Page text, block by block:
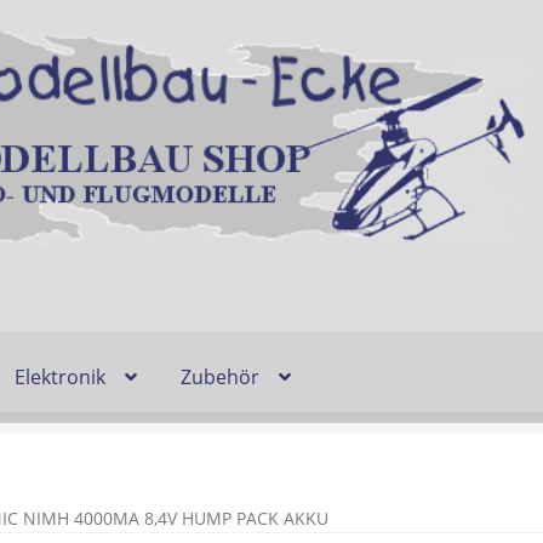
Elektronik Zubehör
Lieferzeit & VerfügbarkeitGutschein
NIMH 4000MA 8,4V HUMP PACK AKKU